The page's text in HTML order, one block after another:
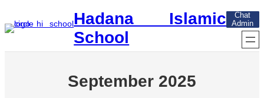
content
Hadana Islamic
School
Chat
Admin
September 2025